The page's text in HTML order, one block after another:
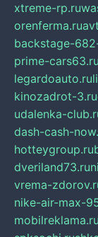
xtreme-rp.ru
orenferma.ru
backstage-
prime-cars63.ru
legardoauto.ru
kinozadrot-3.ru
udalenka-
dash-cash-
hotteygroup.ru
dveriland73.ru
vrema-
nike-air-max-
mobilreklama.ru